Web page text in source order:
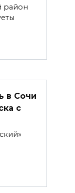
район
в Сочи
с